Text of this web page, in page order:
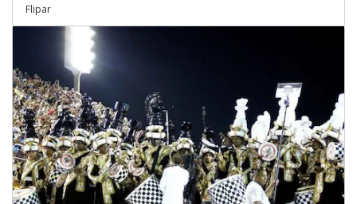
Flipar